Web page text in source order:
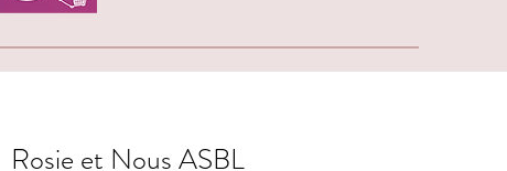
Rosie et Nous ASBL